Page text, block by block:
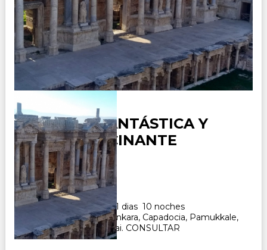
TURQUÍA FANTÁSTICA Y
DUBAI ALUCINANTE
Duración:
11Días10Noches
Paquete Turistico de 11 dias 10 noches
Visitando Estambul, Ankara, Capadocia, Pamukkale,
Efeso, Kusadasi y Dubai. CONSULTAR